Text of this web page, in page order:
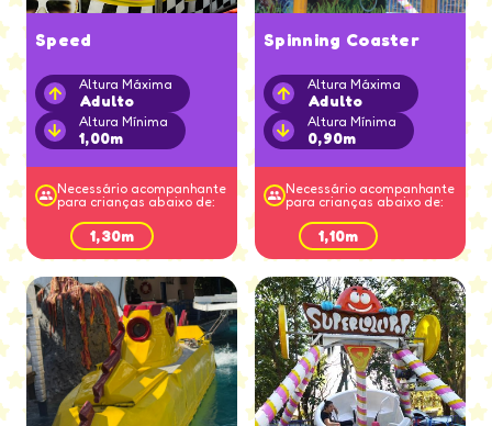
Speed
Altura Máxima
Adulto
Altura Mínima
1,00m
Necessário acompanhante
para crianças abaixo de:
1,30m
Spinning Coaster
Altura Máxima
Adulto
Altura Mínima
0,90m
Necessário acompanhante
para crianças abaixo de:
1,10m